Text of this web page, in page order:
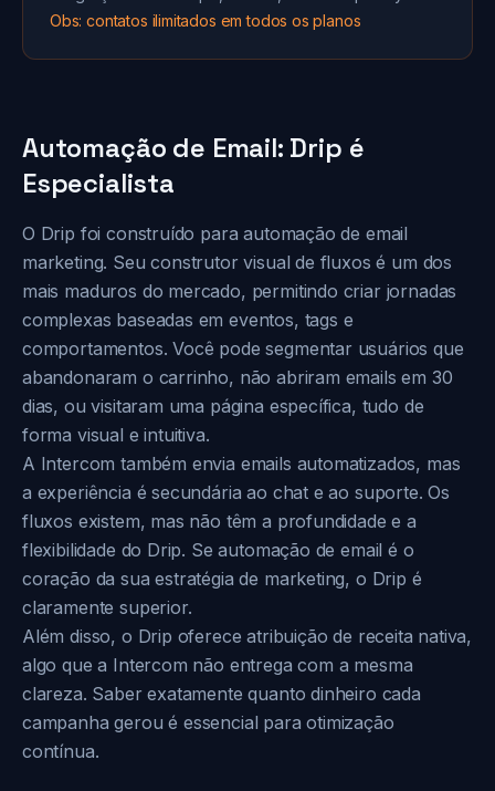
Obs: contatos ilimitados em todos os planos
Automação de Email: Drip é
Especialista
O Drip foi construído para automação de email
marketing. Seu construtor visual de fluxos é um dos
mais maduros do mercado, permitindo criar jornadas
complexas baseadas em eventos, tags e
comportamentos. Você pode segmentar usuários que
abandonaram o carrinho, não abriram emails em 30
dias, ou visitaram uma página específica, tudo de
forma visual e intuitiva.
A Intercom também envia emails automatizados, mas
a experiência é secundária ao chat e ao suporte. Os
fluxos existem, mas não têm a profundidade e a
flexibilidade do Drip. Se automação de email é o
coração da sua estratégia de marketing, o Drip é
claramente superior.
Além disso, o Drip oferece atribuição de receita nativa,
algo que a Intercom não entrega com a mesma
clareza. Saber exatamente quanto dinheiro cada
campanha gerou é essencial para otimização
contínua.